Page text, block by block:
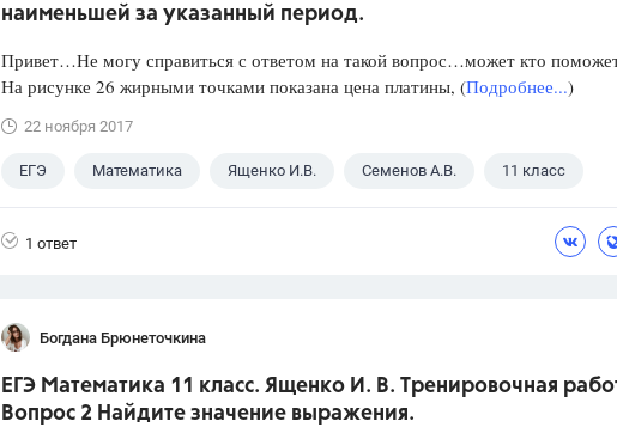
наименьшей за указанный период.
Привет…Не могу справиться с ответом на такой вопрос…может кто
На рисунке 26 жирными точками показана цена платины, (Подробнее...)
22 ноября 2017
ЕГЭ Математика Ященко И.В. Семенов А.В. 11 класс
1 ответ
Богдана Брюнеточкина
ЕГЭ Математика 11 класс. Ященко И. В. Тренировочная
Вопрос 2 Найдите значение выражения.